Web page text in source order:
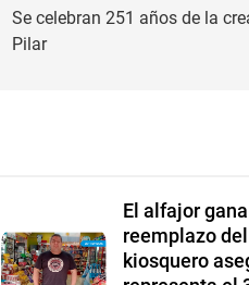
Se celebran 251 años de la
Pilar
El alfajor
reemplazo
kiosquero